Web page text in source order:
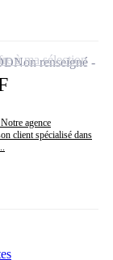
agence
client spécialisé dans
Non renseigné
à ma sélection